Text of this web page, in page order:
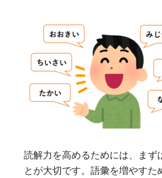
読解力を高めるためには、まず
とが大切です。語彙を増やすた